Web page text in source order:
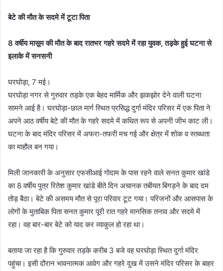
बेटे की मौत के सदमे में टूटा पिता
8 वर्षीय मासूम की मौत के बाद रातभर गहरे सदमे में रहा युवक, तड़के हुई घटना से
इलाके में सनसनी
घरघोड़ा, 7 मई।
घरघोड़ा नगर से गुरुवार तड़के एक बेहद मार्मिक और झकझोर देने वाली घटना
सामने आई है। घरघोड़ा-छाल मार्ग स्थित प्रसिद्ध दुर्गा मंदिर परिसर में एक पिता ने
अपने आठ वर्षीय बेटे की मौत के गहरे सदमे में कथित रूप से अपनी जीभ काट ली।
घटना के बाद मंदिर परिसर में अफरा-तफरी मच गई और क्षेत्र में शोक व स्तब्धता
का माहौल बन गया।
मिली जानकारी के अनुसार एफसीआई गोदाम के पास रहने वाले सनत कुमार खांडे
का 8 वर्षीय पुत्र रितेश कुमार खांडे बीते दिन अचानक तबीयत बिगड़ने के बाद दम
तोड़ बैठा। बेटे की असमय मौत से पूरा परिवार टूट गया। परिजनों और आसपास के
लोगों के मुताबिक पिता सनत कुमार पूरी रात गहरे मानसिक तनाव और सदमे में
रहा। वह बार-बार बेटे को याद कर व्याकुल हो रहा था।
बताया जा रहा है कि गुरुवार तड़के करीब 3 बजे वह घरघोड़ा स्थित दुर्गा मंदिर
पहुंचा। इसी दौरान भावनात्मक आवेग और गहरे दुख में उसने मंदिर परिसर के बाहर